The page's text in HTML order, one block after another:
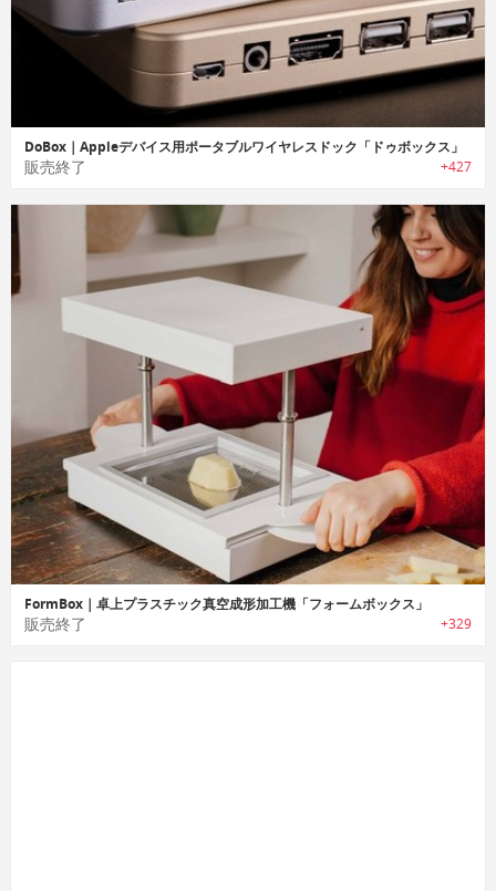
DoBox｜Appleデバイス用ポータブルワイヤレスドック「ドゥボックス」
販売終了 +427
FormBox｜卓上プラスチック真空成形加工機「フォームボックス」
販売終了 +329